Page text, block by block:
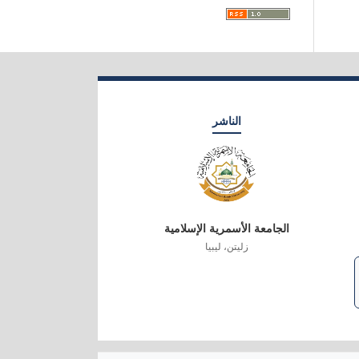
الناشر
الجامعة الأسمرية الإسلامية
زليتن، ليبيا